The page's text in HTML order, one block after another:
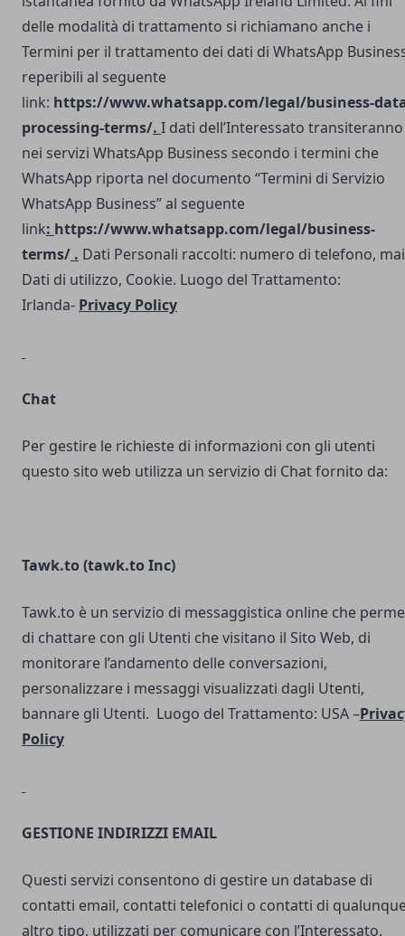
delle modalità di trattamento si richiamano anche i
Termini per il trattamento dei dati di WhatsApp
reperibili al seguente
link: https://www.whatsapp.com/legal/business-
processing-terms/. I dati dell’Interessato transiteranno
nei servizi WhatsApp Business secondo i termini che
WhatsApp riporta nel documento “Termini di Servizio
WhatsApp Business” al seguente
link: https://www.whatsapp.com/legal/business-
terms/ . Dati Personali raccolti: numero di telefono,
Dati di utilizzo, Cookie. Luogo del Trattamento:
Irlanda- Privacy Policy
Chat
Per gestire le richieste di informazioni con gli utenti
questo sito web utilizza un servizio di Chat fornito da:
Tawk.to (tawk.to Inc)
Tawk.to è un servizio di messaggistica online che
di chattare con gli Utenti che visitano il Sito Web, di
monitorare l’andamento delle conversazioni,
personalizzare i messaggi visualizzati dagli Utenti,
bannare gli Utenti. Luogo del Trattamento: USA –
Policy
GESTIONE INDIRIZZI EMAIL
Questi servizi consentono di gestire un database di
contatti email, contatti telefonici o contatti di
altro tipo, utilizzati per comunicare con l’Interessato.